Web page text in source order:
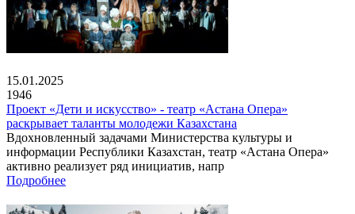
15.01.2025
1946
Проект «Дети и искусство» - театр «Астана Опера»
раскрывает таланты молодежи Казахстана
Вдохновленный задачами Министерства культуры и
информации Республики Казахстан, театр «Астана Опера»
активно реализует ряд инициатив, напр
Подробнее